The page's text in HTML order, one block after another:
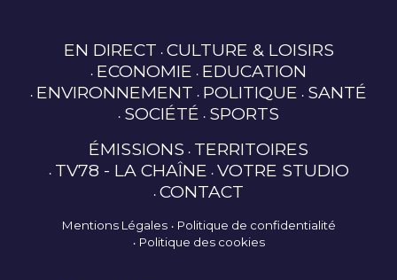
EN DIRECT CULTURE & LOISIRS
ECONOMIE EDUCATION
ENVIRONNEMENT POLITIQUE SANTÉ
SOCIÉTÉ SPORTS
ÉMISSIONS TERRITOIRES
TV78 - LA CHAÎNE VOTRE STUDIO
CONTACT
Mentions Légales
Politique de confidentialité
Politique des cookies